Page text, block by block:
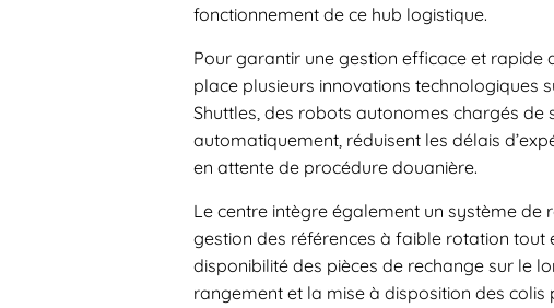
fonctionnement de ce hub logistique.
Pour garantir une gestion efficace et rapide
place plusieurs innovations technologiques
Shuttles, des robots autonomes chargés de
automatiquement, réduisent les délais
en attente de procédure douanière.
Le centre intègre également un système de
gestion des références à faible rotation tout
disponibilité des pièces de rechange sur le
rangement et la mise à disposition des